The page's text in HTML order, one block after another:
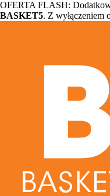
OFERTA FLASH:
BASKET5. Z wyłączeniem